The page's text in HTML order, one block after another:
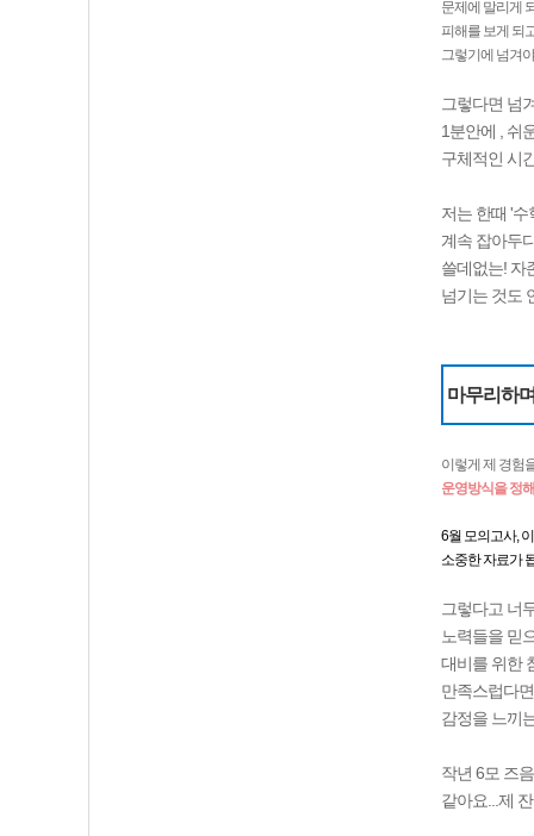
문제에 말리게
피해를 보게 되
그렇기에 넘겨
그렇다면 넘
1분안에 , 쉬
구체적인 시
저는 한때 '
계속 잡아두
쓸데없는! 자
넘기는 것도
마무리하
이렇게 제 경험
운영방식을 정
6월 모의고사,
소중한 자료가
그렇다고 너
노력들을 믿
대비를 위한
만족스럽다
감정을 느끼
작년 6모 즈
같아요...제